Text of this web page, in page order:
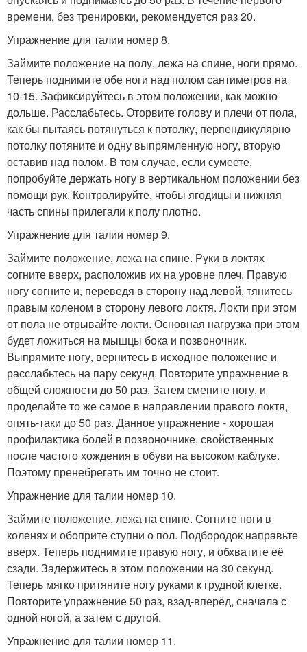
времени, без тренировки, рекомендуется раз 20.
Упражнение для талии номер 8.
Займите положение на полу, лежа на спине, ноги прямо.
Теперь поднимите обе ноги над полом сантиметров на
10-15. Зафиксируйтесь в этом положении, как можно
дольше. Расслабьтесь. Оторвите голову и плечи от пола,
как бы пытаясь потянуться к потолку, перпендикулярно
потолку потяните и одну выпрямленную ногу, вторую
оставив над полом. В том случае, если сумеете,
попробуйте держать ногу в вертикальном положении без
помощи рук. Контролируйте, чтобы ягодицы и нижняя
часть спины прилегали к полу плотно.
Упражнение для талии номер 9.
Займите положение, лежа на спине. Руки в локтях
согните вверх, расположив их на уровне плеч. Правую
ногу согните и, переведя в сторону над левой, тянитесь
правым коленом в сторону левого локтя. Локти при этом
от пола не отрывайте локти. Основная нагрузка при этом
будет ложиться на мышцы бока и позвоночник.
Выпрямите ногу, вернитесь в исходное положение и
расслабьтесь на пару секунд. Повторите упражнение в
общей сложности до 50 раз. Затем смените ногу, и
проделайте то же самое в направлении правого локтя,
опять-таки до 50 раз. Данное упражнение - хорошая
профилактика болей в позвоночнике, свойственных
после частого хождения в обуви на высоком каблуке.
Поэтому пренебрегать им точно не стоит.
Упражнение для талии номер 10.
Займите положение, лежа на спине. Согните ноги в
коленях и обоприте ступни о пол. Подбородок направьте
вверх. Теперь поднимите правую ногу, и обхватите её
сзади. Задержитесь в этом положении на 30 секунд.
Теперь мягко притяните ногу руками к грудной клетке.
Повторите упражнение 50 раз, взад-вперёд, сначала с
одной ногой, а затем с другой.
Упражнение для талии номер 11.